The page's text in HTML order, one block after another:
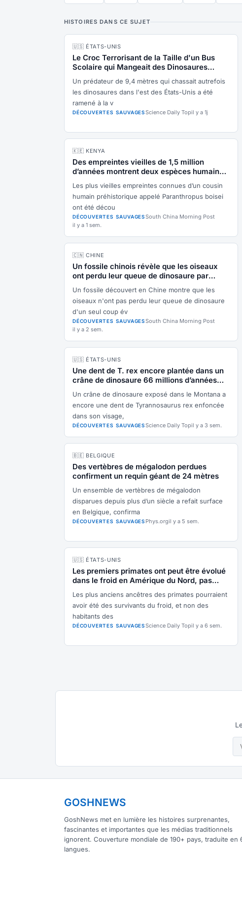
HISTOIRES DANS CE SUJET
🇺🇸 ÉTATS-UNIS
Le Croc Terrorisant de la Taille d'un Bus
Scolaire qui Mangeait des Dinosaures
Revient
Un prédateur de 9,4 mètres qui chassait autrefois
les dinosaures dans l'est des États-Unis a été
ramené à la v
DÉCOUVERTES SAUVAGESScience Daily Topil y a 1j
🇰🇪 KENYA
Des empreintes vieilles de 1,5 million
d’années montrent deux espèces humaines
croisées au Kenya
Les plus vieilles empreintes connues d’un cousin
humain préhistorique appelé Paranthropus boisei
ont été décou
DÉCOUVERTES SAUVAGESSouth China Morning Post
il y a 1 sem.
🇨🇳 CHINE
Un fossile chinois révèle que les oiseaux
ont perdu leur queue de dinosaure par
étapes
Un fossile découvert en Chine montre que les
oiseaux n'ont pas perdu leur queue de dinosaure
d'un seul coup év
DÉCOUVERTES SAUVAGESSouth China Morning Post
il y a 2 sem.
🇺🇸 ÉTATS-UNIS
Une dent de T. rex encore plantée dans un
crâne de dinosaure 66 millions d’années
plus tard
Un crâne de dinosaure exposé dans le Montana a
encore une dent de Tyrannosaurus rex enfoncée
dans son visage,
DÉCOUVERTES SAUVAGESScience Daily Topil y a 3 sem.
🇧🇪 BELGIQUE
Des vertèbres de mégalodon perdues
confirment un requin géant de 24 mètres
Un ensemble de vertèbres de mégalodon
disparues depuis plus d’un siècle a refait surface
en Belgique, confirma
DÉCOUVERTES SAUVAGES Phys.orgil y a 5 sem.
🇺🇸 ÉTATS-UNIS
Les premiers primates ont peut être évolué
dans le froid en Amérique du Nord, pas
sous les tropiques
Les plus anciens ancêtres des primates pourraient
avoir été des survivants du froid, et non des
habitants des
DÉCOUVERTES SAUVAGESScience Daily Topil y a 6 sem.
GOSHNEWS
GoshNews met en lumière les histoires surprenantes,
fascinantes et importantes que les médias traditionnels
ignorent. Couverture mondiale de 190+ pays, traduite en
langues.